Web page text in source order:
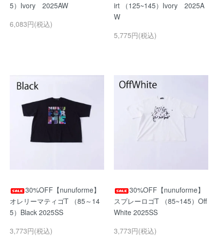
5）Ivory 2025AW
6,083円(税込)
irt （125~145）Ivory 2025A
W
5,775円(税込)
30%OFF【nunuforme】
オレリーマティゴT （85～14
5）Black 2025SS
3,773円(税込)
30%OFF【nunuforme】
スプレーロゴT （85~145）Off
White 2025SS
3,773円(税込)